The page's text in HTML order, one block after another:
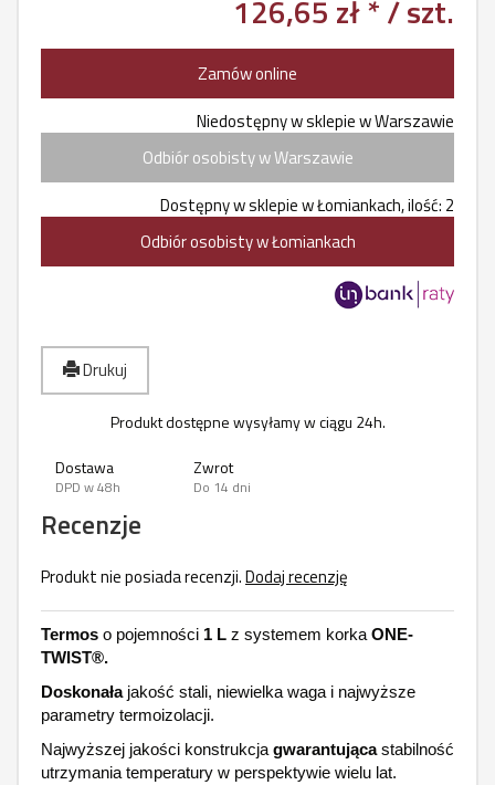
126,65 zł */ szt.
Zamów online
Niedostępny w sklepie w Warszawie
Odbiór osobisty w Warszawie
Dostępny w sklepie w Łomiankach, ilość: 2
Odbiór osobisty w Łomiankach
Drukuj
Produkt dostępne wysyłamy w ciągu 24h.
Dostawa
DPD w 48h
Zwrot
Do 14 dni
Recenzje
Produkt nie posiada recenzji.Dodaj recenzję
Termos o pojemności 1 L z systemem korka ONE-
TWIST®.
Doskonałajakość stali, niewielka waga i najwyższe
parametry termoizolacji.
Najwyższej jakości konstrukcja gwarantującastabilność
utrzymania temperatury w perspektywie wielu lat.